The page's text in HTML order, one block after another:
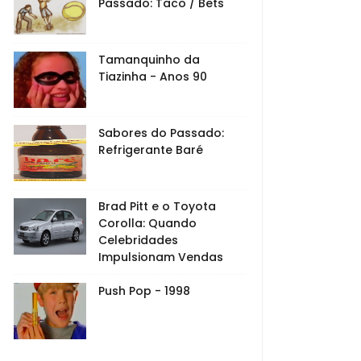
Passado: Taco / Bets
Tamanquinho da
Tiazinha - Anos 90
Sabores do Passado:
Refrigerante Baré
Brad Pitt e o Toyota
Corolla: Quando
Celebridades
Impulsionam Vendas
Push Pop - 1998